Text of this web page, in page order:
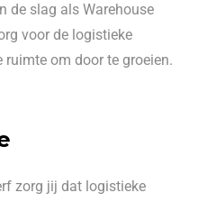
de slag als Warehouse
voor de logistieke
om door te groeien.
zorg jij dat logistieke